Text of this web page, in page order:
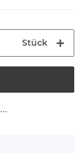
Stück